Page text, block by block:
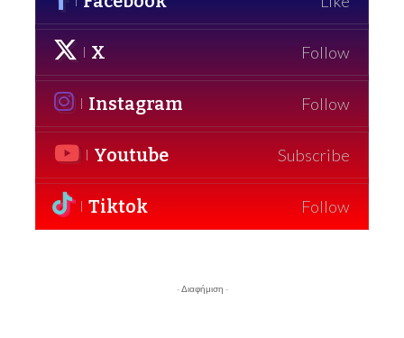
X Follow
Instagram Follow
Youtube Subscribe
Tiktok Follow
- Διαφήμιση -